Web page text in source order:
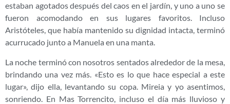
estaban agotados después del caos en el jardín, y uno a uno se
fueron acomodando en sus lugares favoritos. Incluso
Aristóteles, que había mantenido su dignidad intacta, terminó
acurrucado junto a Manuela en una manta.
La noche terminó con nosotros sentados alrededor de la mesa,
brindando una vez más. «Esto es lo que hace especial a este
lugar», dijo ella, levantando su copa. Mireia y yo asentimos,
sonriendo. En Mas Torrencito, incluso el día más lluvioso y